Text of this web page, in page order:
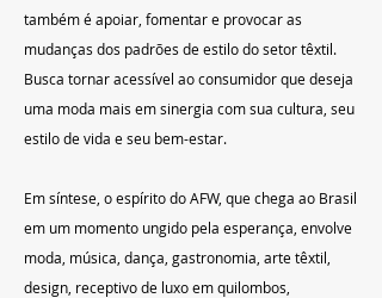
também é apoiar, fomentar e provocar as
mudanças dos padrões de estilo do setor têxtil.
Busca tornar acessível ao consumidor que deseja
uma moda mais em sinergia com sua cultura, seu
estilo de vida e seu bem-estar.
Em síntese, o espírito do AFW, que chega ao Brasil
em um momento ungido pela esperança, envolve
moda, música, dança, gastronomia, arte têxtil,
design, receptivo de luxo em quilombos,